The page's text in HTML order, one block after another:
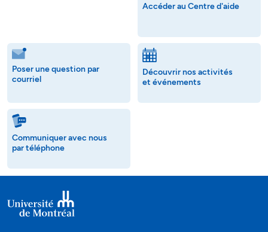
Accéder au Centre d'aide
Poser une question par
courriel
Découvrir nos activités
et événements
Communiquer avec nous
par téléphone